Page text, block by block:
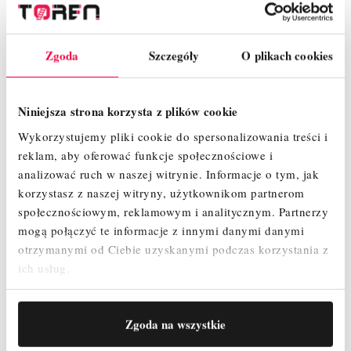
Zgoda Szczegóły O plikach cookies
Niniejsza strona korzysta z plików cookie
Wykorzystujemy pliki cookie do spersonalizowania treści i
reklam, aby oferować funkcje społecznościowe i
analizować ruch w naszej witrynie. Informacje o tym, jak
korzystasz z naszej witryny, użytkownikom partnerom
społecznościowym, reklamowym i analitycznym. Partnerzy
mogą połączyć te informacje z innymi danymi danymi
otrzymanymi od Ciebie uzyskanymi podczas korzystania z
ich usług.
Zgoda na wszystkie
OPINIE
Indeks Stopka8
W magazynie